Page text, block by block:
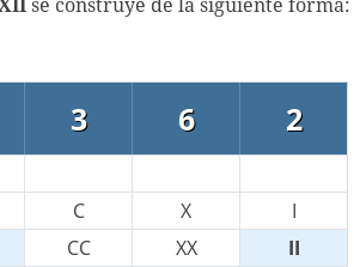
se construye de la siguiente forma:
3 6 2
C X
I
CC XX
II